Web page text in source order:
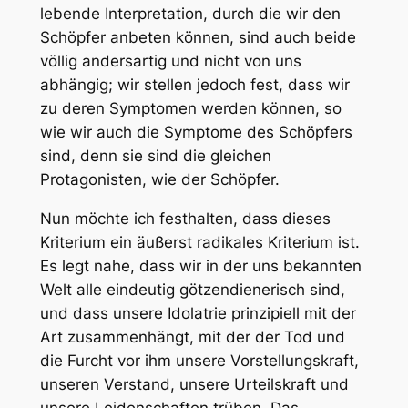
lebende Interpretation, durch die wir den
Schöpfer anbeten können, sind auch beide
völlig andersartig und nicht von uns
abhängig; wir stellen jedoch fest, dass wir
zu deren Symptomen werden können, so
wie wir auch die Symptome des Schöpfers
sind, denn sie sind die gleichen
Protagonisten, wie der Schöpfer.
Nun möchte ich festhalten, dass dieses
Kriterium ein äußerst radikales Kriterium ist.
Es legt nahe, dass wir in der uns bekannten
Welt alle eindeutig götzendienerisch sind,
und dass unsere Idolatrie prinzipiell mit der
Art zusammenhängt, mit der der Tod und
die Furcht vor ihm unsere Vorstellungskraft,
unseren Verstand, unsere Urteilskraft und